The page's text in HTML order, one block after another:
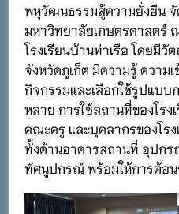
พหุวัฒนธรรมสู้ความยั่งยืน
มหาวิทยาลัยเกษตรศาสตร์
โรงเรียนบ้านท่าเรือ โดยมีวั
จังหวัดภูเก็ต มีความรู้ ความ
กิจกรรมและเลือกใช้รูปแบบ
หลาย การใช้สถานที่ของโร
คณะครู และบุคลากรของโร
ทั้งด้านอาคารสถานที่ อุปก
ทัศนูปกรณ์ พร้อมให้การต้อน